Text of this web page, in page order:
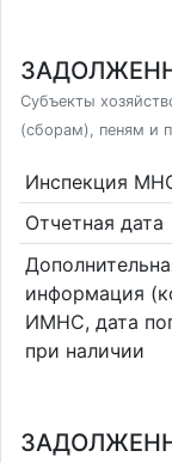
Субъекты
(сборам), пеням и
Инспекция
Отчетная дата
информация
ИМНС, дата
при наличии